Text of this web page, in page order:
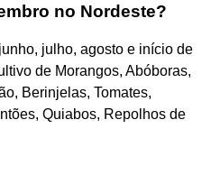
no Nordeste?
julho, agosto e início de
de Morangos, Abóboras,
Berinjelas, Tomates,
Quiabos, Repolhos de